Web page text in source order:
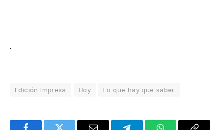
.
Edición Impresa Hoy Lo que hay que saber